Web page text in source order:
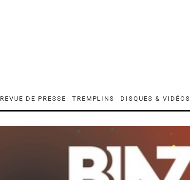
REVUE DE PRESSE TREMPLINS DISQUES & VIDÉOS